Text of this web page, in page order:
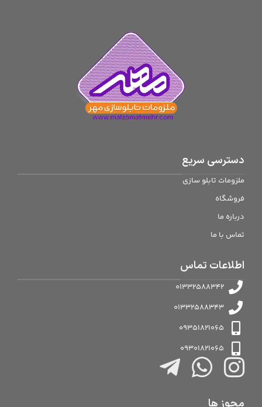
دسترسی سریع
ملزومات تابلو سازی
فروشگاه
درباره ما
تماس با ما
اطلاعات تماس
01332588342
01332588343
09351821065
09301821065
مجوز ها